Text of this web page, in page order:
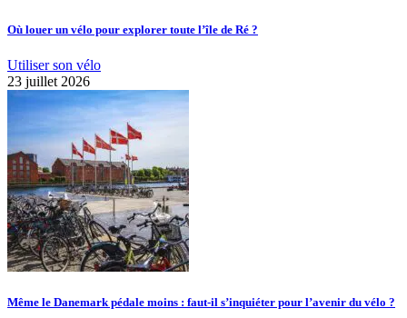
Où louer un vélo pour explorer toute l’île de Ré ?
Utiliser son vélo
23 juillet 2026
Même le Danemark pédale moins : faut-il s’inquiéter pour l’avenir du vélo ?